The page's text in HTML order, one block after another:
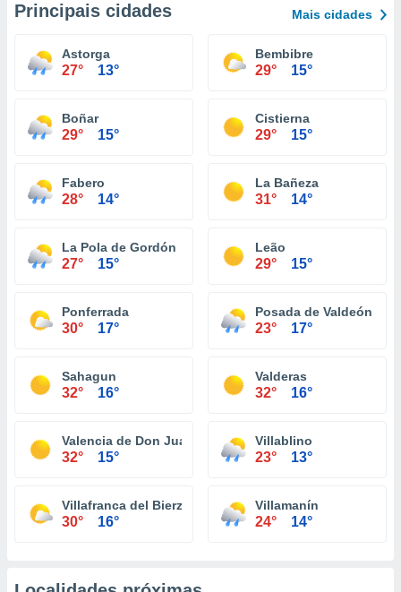
Principais cidades Mais cidades
Astorga
27° 13°
Bembibre
29° 15°
Boñar
29° 15°
Cistierna
29° 15°
Fabero
28° 14°
La Bañeza
31° 14°
La Pola de Gordón
27° 15°
Leão
29° 15°
Ponferrada
30° 17°
Posada de Valdeón
23° 17°
Sahagun
32° 16°
Valderas
32° 16°
Valencia de Don Juan
32° 15°
Villablino
23° 13°
Villafranca del Bierzo
30° 16°
Villamanín
24° 14°